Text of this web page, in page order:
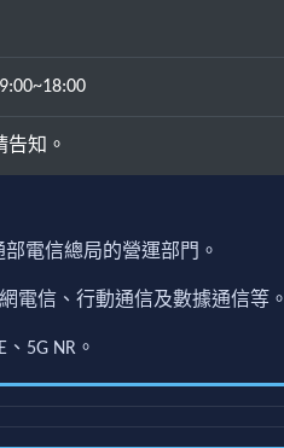
知。
電信總局的營運部門。
電信、行動通信及數據通信等。
5G NR。